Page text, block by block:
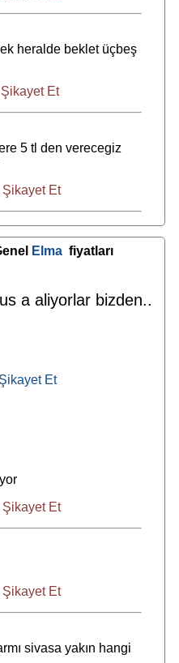
heralde beklet üçbeş
Şikayet Et
5 tl den verecegiz
Şikayet Et
Elma fiyatları
a aliyorlar bizden..
Et
Şikayet Et
Şikayet Et
sivasa yakın hangi